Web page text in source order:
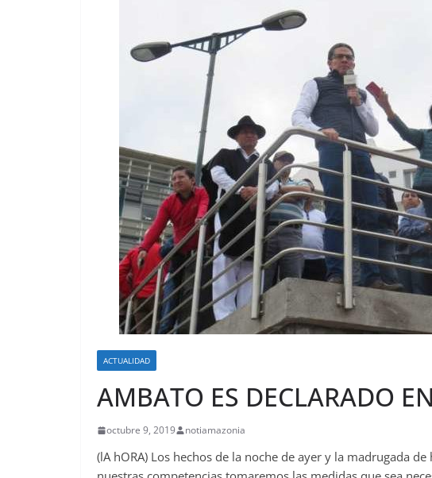
ACTUALIDAD
AMBATO ES DECLARADO
octubre 9, 2019 notiamazonia
(lA hORA) Los hechos de la noche de ayer y la madrugada de